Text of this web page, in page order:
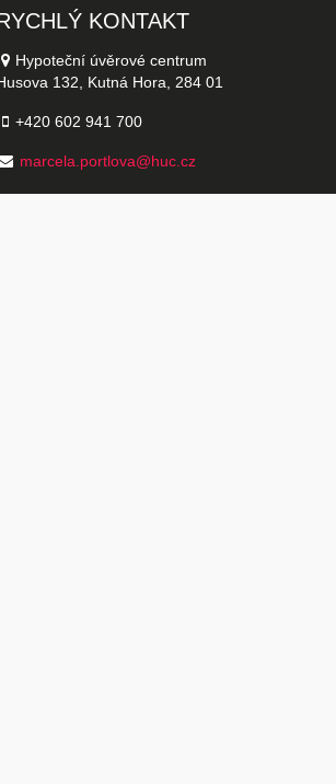
KONTAKT
Hypoteční úvěrové centrum
132, Kutná Hora, 284 01
+420 602 941 700
marcela.portlova@huc.cz